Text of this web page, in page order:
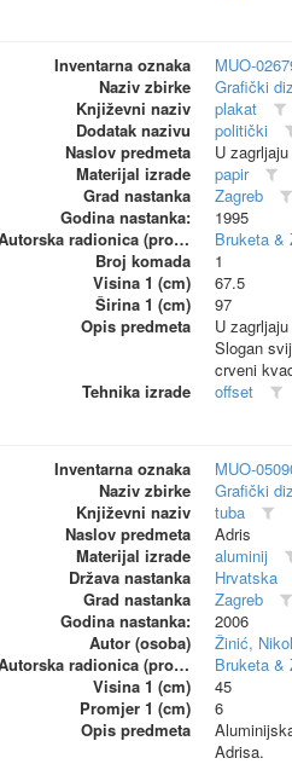
Inventarna oznaka
MUO-
Naziv zbirke
Grafički
Književni naziv
plakat
Dodatak nazivu
politički
Naslov predmeta
U
Materijal izrade
papir
Grad nastanka
Zagreb
Godina nastanka:
1995
Autorska radionica (proizvođač)
Bruketa &
Broj komada
1
Visina 1 (cm)
67.5
Širina 1 (cm)
97
Opis predmeta
U
Slogan
crveni
Tehnika izrade
offset
Inventarna oznaka
MUO-
Naziv zbirke
Grafički
Književni naziv
tuba
Naslov predmeta
Adris
Materijal izrade
aluminij
Država nastanka
Hrvatska
Grad nastanka
Zagreb
Godina nastanka:
2006
Autor (osoba)
Žinić,
Autorska radionica (proizvođač)
Bruketa &
Visina 1 (cm)
45
Promjer 1 (cm)
6
Opis predmeta
Adrisa.